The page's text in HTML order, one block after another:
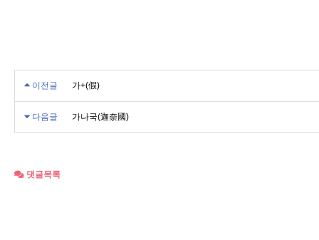
이전글 가+(假)
다음글 가나국(迦奈國)
댓글목록